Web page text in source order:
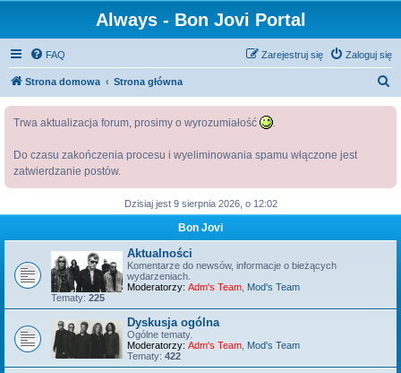
Always - Bon Jovi Portal
FAQ Zaloguj się
Zarejestruj się
Strona domowa Strona główna
j
Trwa aktualizacja forum, prosimy o wyrozumiałość .
Do czasu zakończenia procesu i wyeliminowania spamu włączone jest
zatwierdzanie postów.
Dzisiaj jest 9 sierpnia 2026, o 12:02
Bon Jovi
Aktualności
Komentarze do newsów, informacje o bieżących
wydarzeniach.
Moderatorzy: Adm's Team Mod's Team
Tematy: 225
Dyskusja ogólna
Ogólne tematy.
Moderatorzy: Adm's Team Mod's Team
Tematy: 422